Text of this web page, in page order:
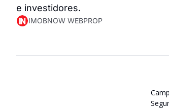
e investidores.
IMOBNOW WEBPROP